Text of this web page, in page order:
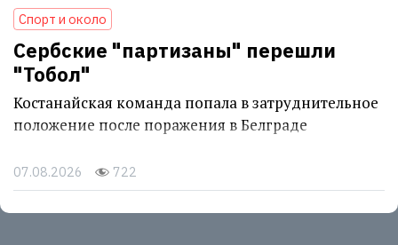
Спорт и около
Сербские "партизаны" перешли
"Тобол"
Костанайская команда попала в затруднительное
положение после поражения в Белграде
07.08.2026 722